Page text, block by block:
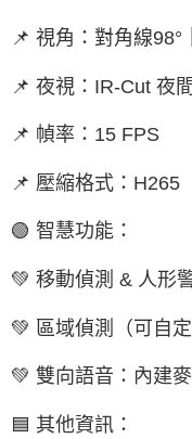
📌 視角：對角線98°
📌 夜視：IR-Cut 夜
📌 幀率：15 FPS
📌 壓縮格式：H265
🟢 智慧功能：
💚 移動偵測 & 人形
💚 區域偵測（可自
💚 雙向語音：內建
🟦 其他資訊：